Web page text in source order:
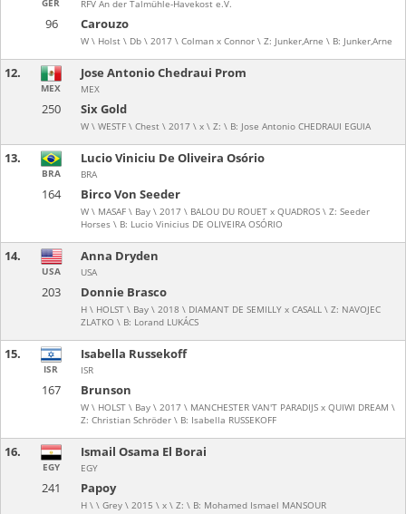
96 Carouzo
W \ Holst \ Db \ 2017 \ Colman x Connor \ Z: Junker,Arne \ B: Junker,Arne
GER RFV An der Talmühle-Havekost e.V.
12.
250 Six Gold
W \ WESTF \ Chest \ 2017 \ x \ Z: \ B: Jose Antonio CHEDRAUI EGUIA
MEX
Jose Antonio Chedraui Prom
MEX
13.
164 Birco Von Seeder
W \ MASAF \ Bay \ 2017 \ BALOU DU ROUET x QUADROS \ Z: Seeder
Horses \ B: Lucio Vinicius DE OLIVEIRA OSÓRIO
BRA
Lucio Viniciu De Oliveira Osório
BRA
14.
203 Donnie Brasco
H \ HOLST \ Bay \ 2018 \ DIAMANT DE SEMILLY x CASALL \ Z: NAVOJEC
ZLATKO \ B: Lorand LUKÁCS
USA
Anna Dryden
USA
15.
167 Brunson
W \ HOLST \ Bay \ 2017 \ MANCHESTER VAN'T PARADIJS x QUIWI DREAM \
Z: Christian Schröder \ B: Isabella RUSSEKOFF
ISR
Isabella Russekoff
ISR
16.
241 Papoy
H \ \ Grey \ 2015 \ x \ Z: \ B: Mohamed Ismael MANSOUR
EGY
Ismail Osama El Borai
EGY